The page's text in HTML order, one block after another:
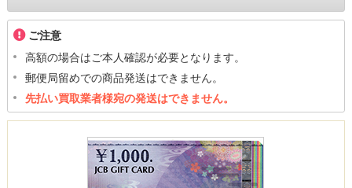
n
ご注意
高額の場合はご本人確認が必要となります。
郵便局留めでの商品発送はできません。
先払い買取業者様宛の発送はできません。